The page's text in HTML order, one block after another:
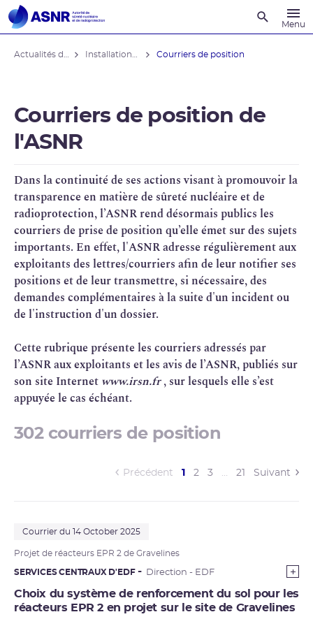
Menu
Courriers de position
Courriers de position de
l'ASNR
Dans la continuité de ses actions visant à promouvoir la
transparence en matière de sûreté nucléaire et de
radioprotection, l’ASNRrend désormais publics les
courriers de prise de position qu’elle émet sur des sujets
importants. En effet, l'ASNR adresse régulièrement aux
exploitants des lettres/courriers afin de leur notifier ses
positions et de leur transmettre, si nécessaire, des
demandes complémentaires à la suite d'un incident ou
de l'instruction d'un dossier.
Cette rubrique présente les courriers adressés par
l’ASNR aux exploitants et les avis de l’ASNR, publiés sur
son site Internet www.irsn.fr, sur lesquels elle s’est
appuyée le cas échéant.
302 courriers de position
Précédent 1 (current)
2 3 … 21 Suivant
Courrier du 14 October 2025
Projet de réacteurs EPR 2 de Gravelines
SERVICES CENTRAUX D'EDF Direction - EDF
Choix du système de renforcement du sol pour les
réacteurs EPR 2 en projet sur le site de Gravelines